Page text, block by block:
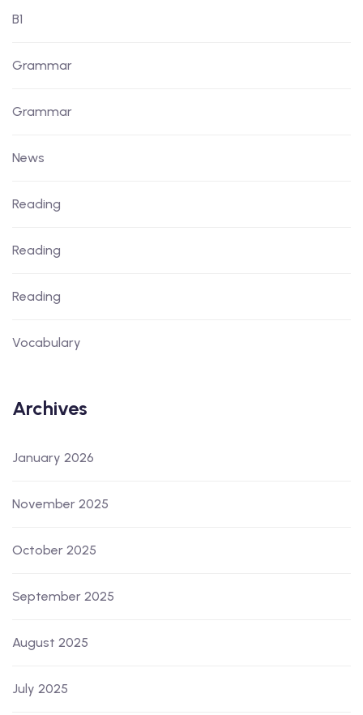
B1
Grammar
Grammar
News
Reading
Reading
Reading
Vocabulary
Archives
January 2026
November 2025
October 2025
September 2025
August 2025
July 2025